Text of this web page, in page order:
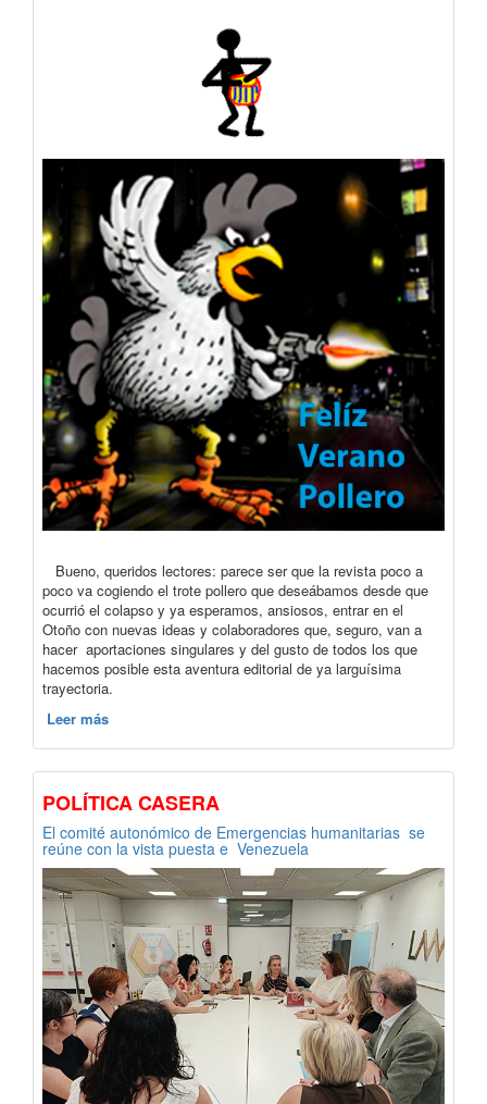
Bueno, queridos lectores: parece ser que la revista poco a
poco va cogiendo el trote pollero que deseábamos desde que
ocurrió el colapso y ya esperamos, ansiosos, entrar en el
Otoño con nuevas ideas y colaboradores que, seguro, van a
hacer aportaciones singulares y del gusto de todos los que
hacemos posible esta aventura editorial de ya larguísima
trayectoria.
Leer más
POLÍTICA CASERA
El comité autonómico de Emergencias humanitarias se
reúne con la vista puesta e Venezuela